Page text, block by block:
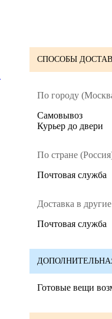
СПОСОБЫ
По городу
Cамовывоз
Курьер до двери
По стране
Почтовая служба
Доставка в
Почтовая служба
Готовые вещи